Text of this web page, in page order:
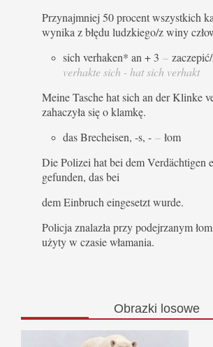
Przynajmniej 50 procent wszystkich
wynika z błędu ludzkiego/z winy
sich verhaken* an + 3 –
verhakte sich - hat sich verhakt
Meine Tasche hat sich an der Klinke
zahaczyła się o klamkę.
das Brecheisen, -s, - – łom
Die Polizei hat bei dem Verdächtigen
gefunden, das bei
dem Einbruch eingesetzt wurde.
Policja znalazła przy podejrzanym
użyty w czasie włamania.
Obrazki losowe